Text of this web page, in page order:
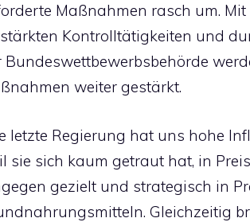
Maßnahmen rasch um.
Kontrolltätigkeiten und
Bundeswettbewerbsbehörde
weiter gestärkt.
letzte Regierung hat uns hohe
sie sich kaum getraut hat, in
gezielt und strategisch in
Gleichzeitig